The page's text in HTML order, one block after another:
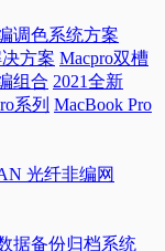
调色系统方案
方案 Macpro双槽
组合 2021全新
系列 MacBook Pro
光纤非编网
据备份归档系统